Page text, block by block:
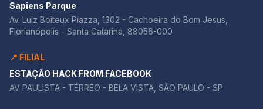
Sapiens Parque
Av. Luiz Boiteux Piazza, 1302 - Cachoeira do Bom Jesus,
Florianópolis - Santa Catarina, 88056-000
📍 FILIAL
ESTAÇÃO HACK FROM FACEBOOK
AV PAULISTA - TÉRREO - BELA VISTA, SÃO PAULO - SP